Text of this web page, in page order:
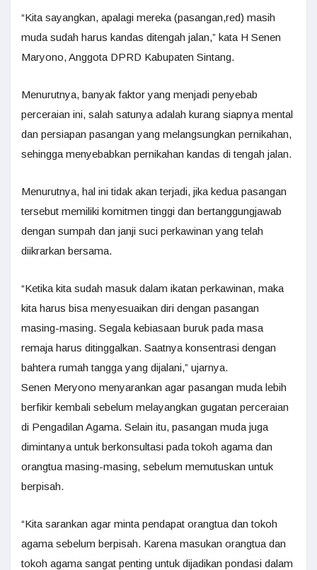
“Kita sayangkan, apalagi mereka (pasangan,red) masih
muda sudah harus kandas ditengah jalan,” kata H Senen
Maryono, Anggota DPRD Kabupaten Sintang.
Menurutnya, banyak faktor yang menjadi penyebab
perceraian ini, salah satunya adalah kurang siapnya mental
dan persiapan pasangan yang melangsungkan pernikahan,
sehingga menyebabkan pernikahan kandas di tengah jalan.
Menurutnya, hal ini tidak akan terjadi, jika kedua pasangan
tersebut memiliki komitmen tinggi dan bertanggungjawab
dengan sumpah dan janji suci perkawinan yang telah
diikrarkan bersama.
“Ketika kita sudah masuk dalam ikatan perkawinan, maka
kita harus bisa menyesuaikan diri dengan pasangan
masing-masing. Segala kebiasaan buruk pada masa
remaja harus ditinggalkan. Saatnya konsentrasi dengan
bahtera rumah tangga yang dijalani,” ujarnya.
Senen Meryono menyarankan agar pasangan muda lebih
berfikir kembali sebelum melayangkan gugatan perceraian
di Pengadilan Agama. Selain itu, pasangan muda juga
dimintanya untuk berkonsultasi pada tokoh agama dan
orangtua masing-masing, sebelum memutuskan untuk
berpisah.
“Kita sarankan agar minta pendapat orangtua dan tokoh
agama sebelum berpisah. Karena masukan orangtua dan
tokoh agama sangat penting untuk dijadikan pondasi dalam